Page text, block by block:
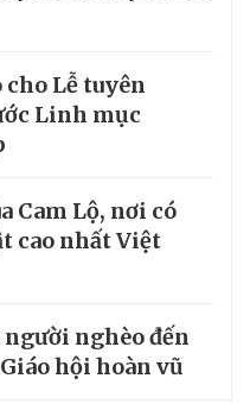
cho Lễ tuyên
Linh mục
Cam Lộ, nơi có
cao nhất Việt
nghèo đến
hội hoàn vũ